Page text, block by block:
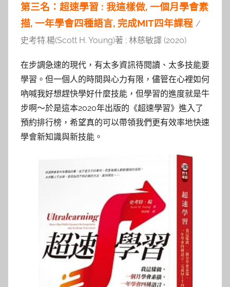
第三名：超速學習 : 我這樣做, 一個月學會素
描, 一年學會四種語言, 完成MIT四年課程 /
史考特.楊(Scott H. Young)著 ; 林慈敏譯 (2020)
在步調急速的現代，有太多資訊待閱讀、太多技能要
學習。但一個人的時間與心力有限，儘管在心裡如何
吶喊我好想趕快學好什麼技能，但學習的進度就是牛
步啊～於是這本2020年出版的《超速學習》進入了
預約排行榜，希望真的可以帶領我們更有效率地快速
學會新知識與新技能。